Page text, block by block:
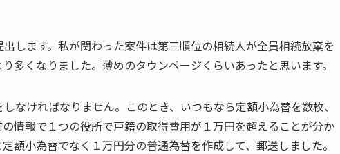
します。私が関わった案件は第三順位の相続人が全員相続放棄を
多くなりました。薄めのタウンページくらいあったと思います。
なければなりません。このとき、いつもなら定額小為替を数枚、
情報で１つの役所で戸籍の取得費用が１万円を超えることが分か
額小為替でなく１万円分の普通為替を作成して、郵送しました。